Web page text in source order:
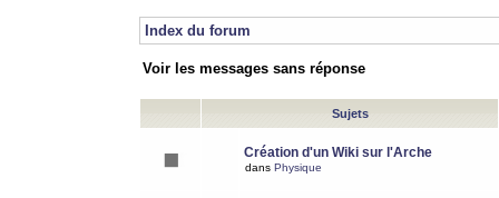
Index du forum
Voir les messages sans réponse
Sujets
Création d'un Wiki sur l'Arche
dans Physique